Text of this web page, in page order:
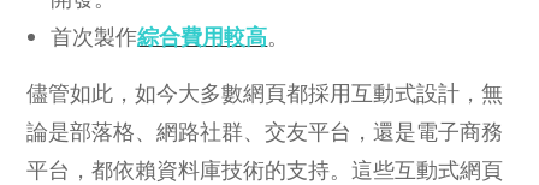
首次製作綜合費用較高。
儘管如此，如今大多數網頁都採用互動式設計，無
論是部落格、網路社群、交友平台，還是電子商務
平台，都依賴資料庫技術的支持。這些互動式網頁